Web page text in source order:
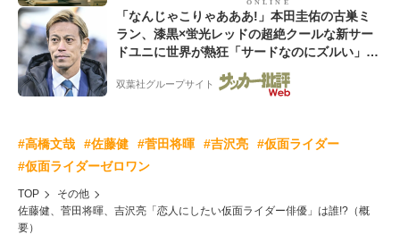
「なんじゃこりゃあああ!」本田圭佑の古巣ミ
ラン、漆黒×蛍光レッドの超絶クールな新サー
ドユニに世界が熱狂「サードなのにズルい」
「こりゃかっけえわ」
双葉社グループサイト
#高橋文哉 #佐藤健 #菅田将暉 #吉沢亮
#仮面ライダー
#仮面ライダーゼロワン
TOP
その他
佐藤健、菅田将暉、吉沢亮「恋人にしたい仮面ライダー俳優」は誰!?（概
要）